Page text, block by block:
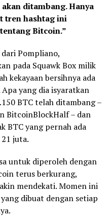
ditambang. Hanya
tren hashtag ini
Bitcoin.”
Pompliano,
pada Squawk Box milik
kekayaan bersihnya ada
yang dia isyaratkan
BTC telah ditambang –
BitcoinBlockHalf – dan
BTC yang pernah ada
juta.
untuk diperoleh dengan
terus berkurang,
mendekati. Momen ini
dibuat dengan setiap